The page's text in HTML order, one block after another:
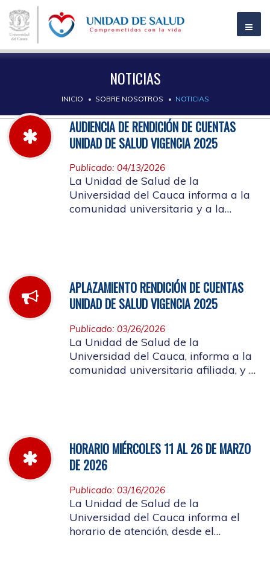
NOTICIAS
INICIO SOBRE NOSOTROS NOTICIAS
AUDIENCIA DE RENDICIÓN DE CUENTAS
UNIDAD DE SALUD VIGENCIA 2025
Publicado: 04/13/2026
La Unidad de Salud de la
Universidad del Cauca informa a la
comunidad universitaria y a la
APLAZAMIENTO RENDICIÓN DE CUENTAS
UNIDAD DE SALUD VIGENCIA 2025
Publicado: 03/26/2026
La Unidad de Salud de la
Universidad del Cauca, informa a la
comunidad universitaria afiliada, y a
HORARIO MIÉRCOLES 11 AL 26 DE MARZO
DE 2026
Publicado: 03/16/2026
La Unidad de Salud de la
Universidad del Cauca informa el
horario de atención, desde el